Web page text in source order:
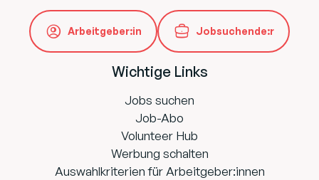
Arbeitgeber:in Jobsuchende:r
Wichtige Links
Jobs suchen
Job-Abo
Volunteer Hub
Werbung schalten
Auswahlkriterien für Arbeitgeber:innen